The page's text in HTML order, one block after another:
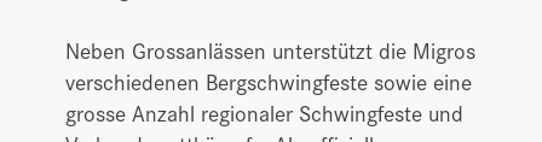
Neben Grossanlässen unterstützt die Migros
verschiedenen Bergschwingfeste sowie eine
grosse Anzahl regionaler Schwingfeste und